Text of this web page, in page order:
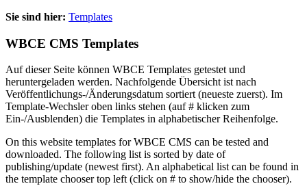
Sie sind hier: Templates
WBCE CMS Templates
Auf dieser Seite können WBCE Templates getestet und
heruntergeladen werden. Nachfolgende Übersicht ist nach
Veröffentlichungs-/Änderungsdatum sortiert (neueste zuerst). Im
Template-Wechsler oben links stehen (auf # klicken zum
Ein-/Ausblenden) die Templates in alphabetischer Reihenfolge.
On this website templates for WBCE CMS can be tested and
downloaded. The following list is sorted by date of
publishing/update (newest first). An alphabetical list can be found in
the template chooser top left (click on # to show/hide the chooser).